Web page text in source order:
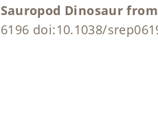
Dinosaur
doi:10.1038/